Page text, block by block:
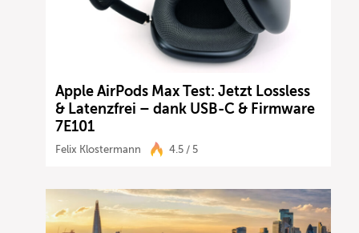
Apple AirPods Max Test: Jetzt Lossless
& Latenzfrei – dank USB-C & Firmware
7E101
Felix Klostermann 4.5 / 5